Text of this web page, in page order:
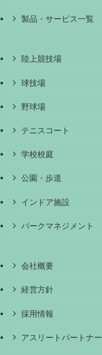
製品・サービス一覧
陸上競技場
球技場
野球場
テニスコート
学校校庭
公園・歩道
インドア施設
パークマネジメント
会社概要
経営方針
採用情報
アスリートパートナー